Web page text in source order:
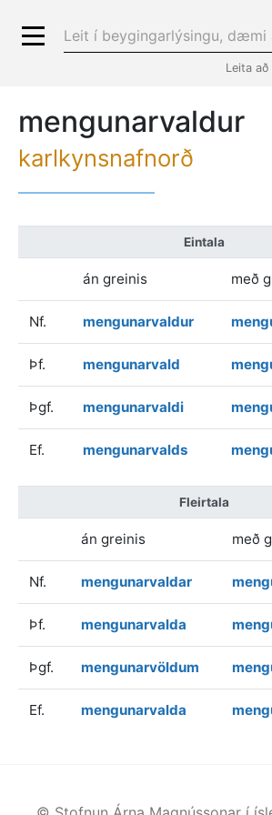
Leita
mengunarvaldur
karlkynsnafnorð
Eintala
án greinis með
Nf. mengunarvaldur
Þf. mengunarvald
Þgf. mengunarvaldi
Ef. mengunarvalds
Fleirtala
án greinis með
Nf. mengunarvaldar
Þf. mengunarvalda
Þgf. mengunarvöldum
Ef. mengunarvalda